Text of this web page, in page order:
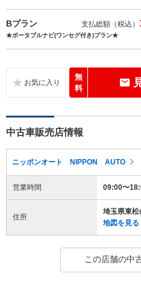
Bプラン 支払総額（税込）
★ポータブルナビ(ワンセグ付き)プラン★
無
料
中古車販売店情報
ニッポンオート NIPPON AUTO
営業時間 09:00〜
住所
埼玉県東
地図を見る
この店舗の中